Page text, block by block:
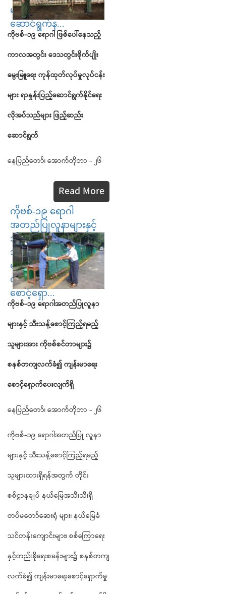
များ ရာနှုန်းပြည့်
ဆောင်ရွက်န...
ကိုဗစ်-၁၉ ရောဂါဖြစ်ပေါ်နေသည့်
ကာလအတွင်းဒေသတွင်းစိုက်ပျိုး
မွေးမြူရေးကုန်ထုတ်လုပ်မှုလုပ်ငန်း
များရာနှုန်းပြည့်ဆောင်ရွက်နိုင်ရေး
လိုအပ်သည်များဖြည့်ဆည်း
ဆောင်ရွက်
နေပြည်တော်၊ အောက်တိုဘာ - ၂၆
Read More
ကိုဗစ်-၁၉ ရောဂါ
အတည်ပြုလူနာများနှင့်
သီးသန့်စောင့်ကြည့်ရမည့်
သူများအား ကိုဗစ်စင်တာ
များ၌ စနစ်တကျ
လက်ခံ၍ ကျန်းမာရေး
စောင့်ရှော...
ကိုဗစ်-၁၉ ရောဂါအတည်ပြုလူနာ
များနှင့်သီးသန့်စောင့်ကြည့်ရမည့်
သူများအားကိုဗစ်စင်တာများ၌
စနစ်တကျလက်ခံ၍ကျန်းမာရေး
စောင့်ရှောက်ပေးလျက်ရှိ
နေပြည်တော်၊ အောက်တိုဘာ - ၂၆
ကိုဗစ်-၁၉ ရောဂါအတည်ပြု လူနာ
များနှင့် သီးသန့်စောင့်ကြည့်ရမည့်
သူများထားရှိရန်အတွက် တိုင်း
စစ်ဌာနချုပ် နယ်မြေအသီးသီးရှိ
တပ်မတော်ဆေးရုံ များ၊ နယ်မြေခံ
သင်တန်းကျောင်းများ၊ စစ်ကြောရေး
နှင့်တည်းခိုရေးစခန်းများ၌ စနစ်တကျ
လက်ခံ၍ ကျန်းမာရေးစောင့်ရှောက်မှု